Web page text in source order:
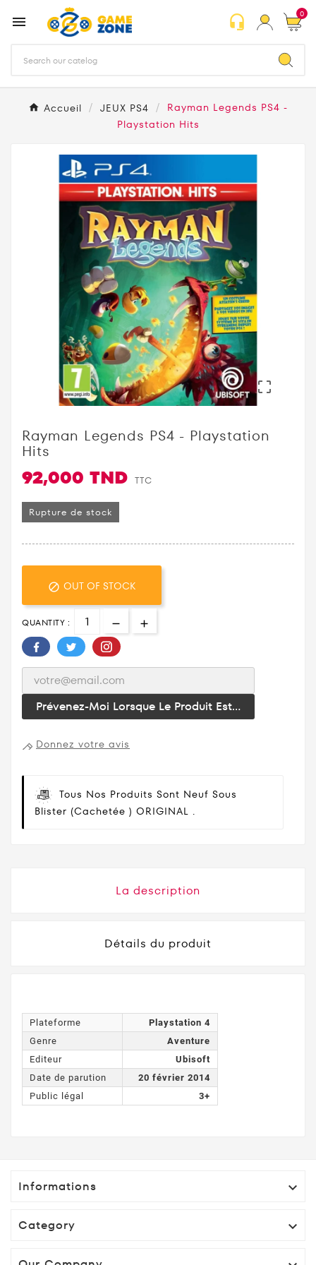
 headset_mic 0
Accueil JEUX PS4
Rayman Legends PS4 -
Playstation Hits

Rayman Legends PS4 - Playstation
Hits
92,000 TND TTC
Rupture de stock
 OUT OF STOCK
QUANTITY :
Prévenez-Moi Lorsque Le Produit Est...
Donnez votre avis
Tous Nos Produits Sont Neuf Sous
Blister (cachetée ) ORIGINAL .
La description
Détails du produit
Plateforme
Playstation 4
Genre
Aventure
Editeur
Ubisoft
Date de parution
20 février 2014
Public légal
3+
Informations 
Category 